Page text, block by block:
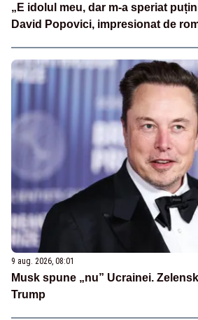
„E idolul meu, dar m-a speriat
David Popovici, impresionat de
9 aug. 2026, 08:01
Musk spune „nu” Ucrainei.
Trump